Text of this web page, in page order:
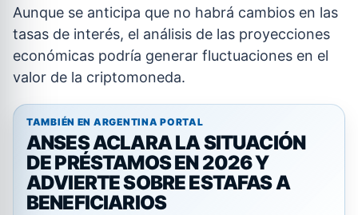
Aunque se anticipa que no habrá cambios en las
tasas de interés, el análisis de las proyecciones
económicas podría generar fluctuaciones en el
valor de la criptomoneda.
TAMBIÉN EN ARGENTINA PORTAL
ANSES ACLARA LA SITUACIÓN
DE PRÉSTAMOS EN 2026 Y
ADVIERTE SOBRE ESTAFAS A
BENEFICIARIOS